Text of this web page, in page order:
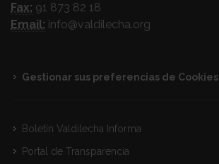
Fax: 91 873 82 18
Email: info@valdilecha.org
Gestionar sus preferencias de Cookies
Boletín Valdilecha Informa
Portal de Transparencia